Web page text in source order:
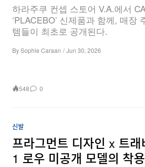
하라주쿠 컨셉 스토어 V.A.에서
‘PLACEBO’ 신제품과 함께, 매장
템들이 최초로 공개된다.
BySophie Caraan / Jun 30, 2026
548 0
신발
프라그먼트 디자인 x 트
1 로우 미공개 모델의 착